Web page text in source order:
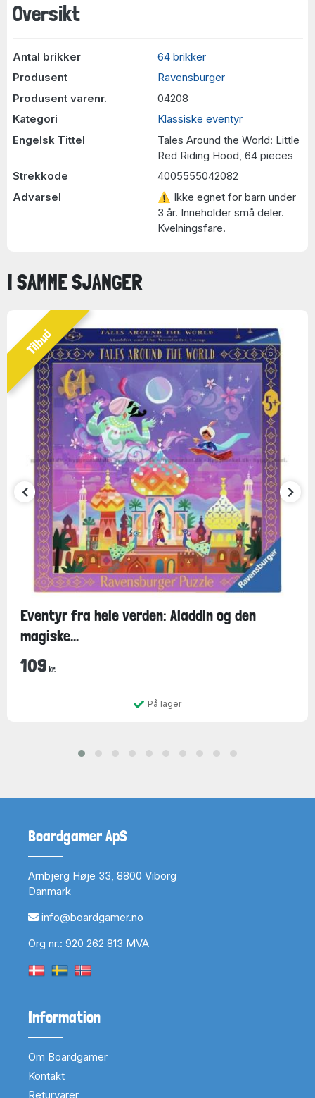
Oversikt
Antal brikker
64 brikker
Produsent
Ravensburger
Produsent varenr.
04208
Kategori
Klassiske eventyr
Engelsk Tittel
Tales Around the World: Little
Red Riding Hood, 64 pieces
Strekkode
4005555042082
Advarsel
⚠ Ikke egnet for barn under
3 år. Inneholder små deler.
Kvelningsfare.
I SAMME SJANGER
Tilbud
Eventyr fra hele verden: Aladdin og den
magiske...
109 kr.
På lager
Boardgamer ApS
Arnbjerg Høje 33, 8800 Viborg
Danmark
info@boardgamer.no
Org nr.: 920 262 813 MVA
Information
Om Boardgamer
Kontakt
Returvarer